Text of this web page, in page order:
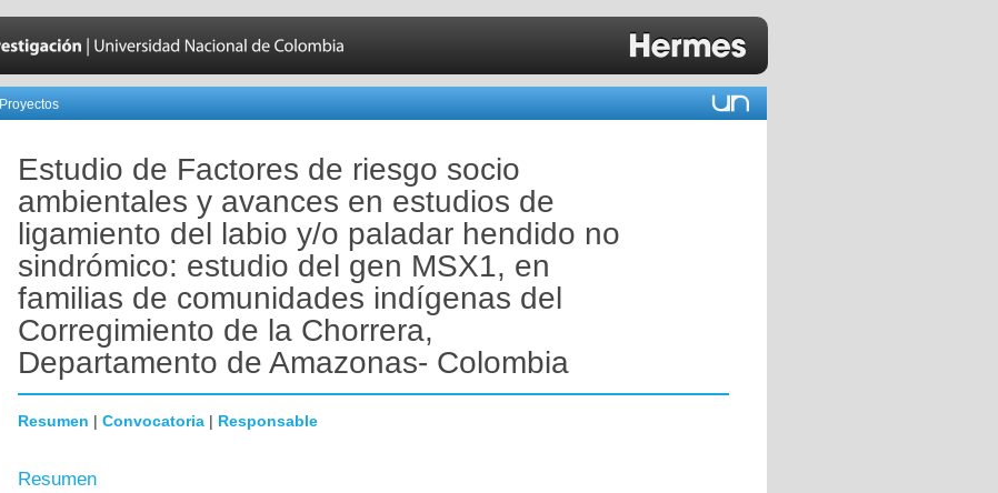
Proyectos
Estudio de Factores de riesgo socio
ambientales y avances en estudios de
ligamiento del labio y/o paladar hendido no
sindrómico: estudio del gen MSX1, en
familias de comunidades indígenas del
Corregimiento de la Chorrera,
Departamento de Amazonas- Colombia
Resumen | Convocatoria | Responsable
Resumen